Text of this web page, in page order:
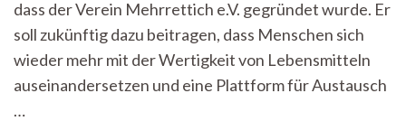
dass der Verein Mehrrettich e.V. gegründet wurde. Er
soll zukünftig dazu beitragen, dass Menschen sich
wieder mehr mit der Wertigkeit von Lebensmitteln
auseinandersetzen und eine Plattform für Austausch
…